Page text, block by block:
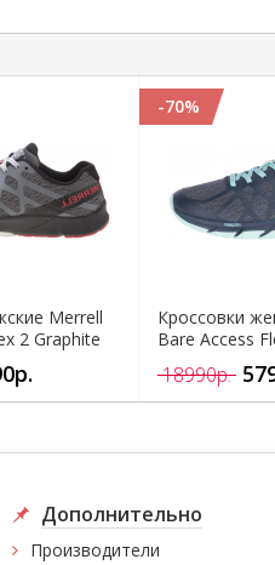
Merrell
2 Graphite
-70%
Кроссовки
Bare Access
18990р.
Дополнительно
Производители